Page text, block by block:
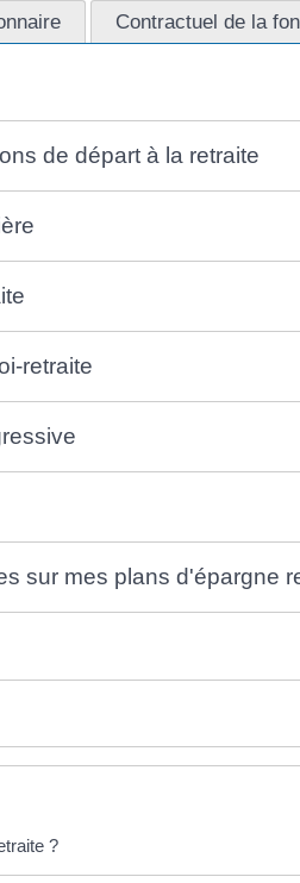
Contractuel de la
de départ à la retraite
retraite
sur mes plans d'épargne
?